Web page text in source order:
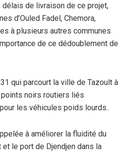
de livraison de ce projet,
d’Ouled Fadel, Chemora,
à plusieurs autres communes
de ce dédoublement de
qui parcourt la ville de Tazoult à
noirs routiers liés
les véhicules poids lourds..
à améliorer la fluidité du
le port de Djendjen dans la